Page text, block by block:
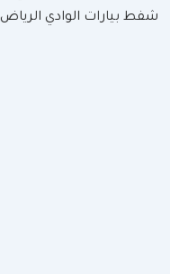
شفط بيارات الوادي الرياض